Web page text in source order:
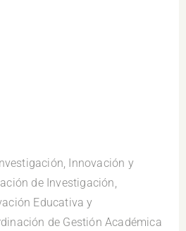
Innovación y
de Investigación,
Educativa y
de Gestión Académica